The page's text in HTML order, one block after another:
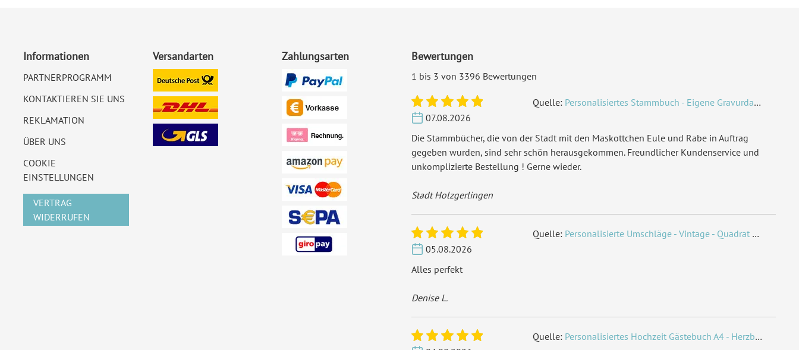
Informationen
PARTNERPROGRAMM
KONTAKTIEREN SIE UNS
REKLAMATION
ÜBER UNS
COOKIE
EINSTELLUNGEN
VERTRAG
WIDERRUFEN
Versandarten Zahlungsarten Bewertungen
1 bis 3 von 3396 Bewertungen
Quelle: Personalisiertes Stammbuch - Eigene Gravurdatei hochladen
07.08.2026
Die Stammbücher, die von der Stadt mit den Maskottchen Eule und Rabe in Auftrag
gegeben wurden, sind sehr schön herausgekommen. Freundlicher Kundenservice und
unkomplizierte Bestellung ! Gerne wieder.
Stadt Holzgerlingen
Quelle: Personalisierte Umschläge - Vintage - Quadrat 155 x 155 mm
05.08.2026
Alles perfekt
Denise L.
Quelle: Personalisiertes Hochzeit Gästebuch A4 - Herzbaum